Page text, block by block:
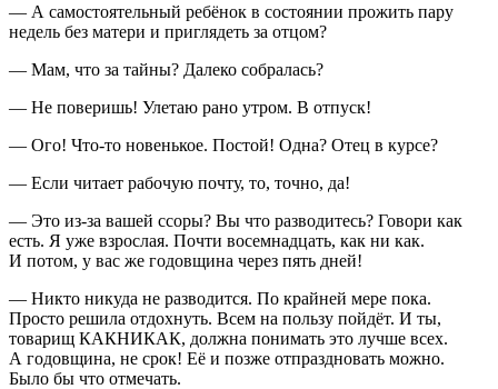
— А самостоятельный ребёнок в состоянии прожить пару
недель без матери и приглядеть за отцом?
— Мам, что за тайны? Далеко собралась?
— Не поверишь! Улетаю рано утром. В отпуск!
— Ого! Что-то новенькое. Постой! Одна? Отец в курсе?
— Если читает рабочую почту, то, точно, да!
— Это из-за вашей ссоры? Вы что разводитесь? Говори как
есть. Я уже взрослая. Почти восемнадцать, как ни как.
И потом, у вас же годовщина через пять дней!
— Никто никуда не разводится. По крайней мере пока.
Просто решила отдохнуть. Всем на пользу пойдёт. И ты,
товарищ КАКНИКАК, должна понимать это лучше всех.
А годовщина, не срок! Её и позже отпраздновать можно.
Было бы что отмечать.